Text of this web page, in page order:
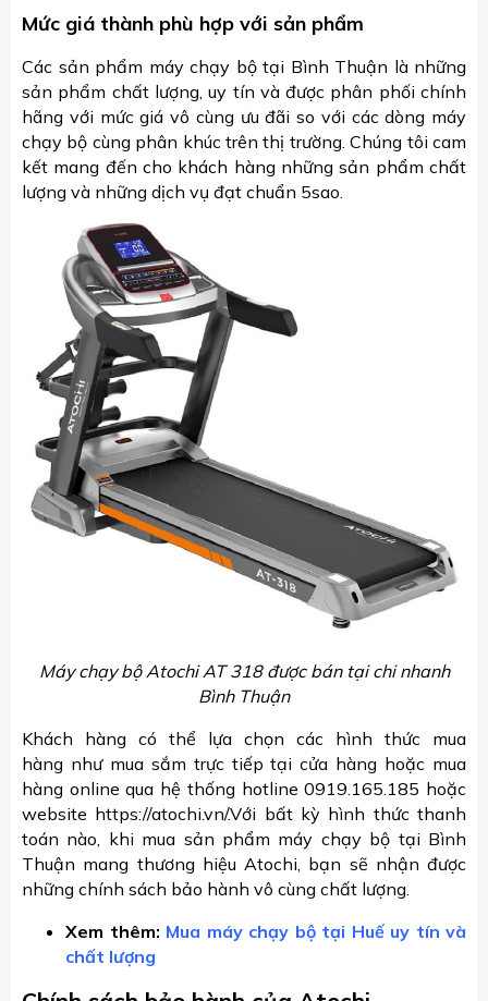
Mức giá thành phù hợp với sản phẩm
Các sản phẩm máy chạy bộ tại Bình Thuận là những
sản phẩm chất lượng, uy tín và được phân phối chính
hãng với mức giá vô cùng ưu đãi so với các dòng máy
chạy bộ cùng phân khúc trên thị trường. Chúng tôi cam
kết mang đến cho khách hàng những sản phẩm chất
lượng và những dịch vụ đạt chuẩn 5sao.
Máy chạy bộ Atochi AT 318 được bán tại chi nhanh
Bình Thuận
Khách hàng có thể lựa chọn các hình thức mua
hàng như mua sắm trực tiếp tại cửa hàng hoặc mua
hàng online qua hệ thống hotline 0919.165.185 hoặc
website https://atochi.vn/.Với bất kỳ hình thức thanh
toán nào, khi mua sản phẩm máy chạy bộ tại Bình
Thuận mang thương hiệu Atochi, bạn sẽ nhận được
những chính sách bảo hành vô cùng chất lượng.
Xem thêm: Mua máy chạy bộ tại Huế uy tín và
chất lượng